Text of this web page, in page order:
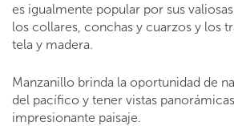
es igualmente popular por sus
los collares, conchas y cuarzos y los
tela y madera.
Manzanillo brinda la oportunidad de
del pacífico y tener vistas
impresionante paisaje.